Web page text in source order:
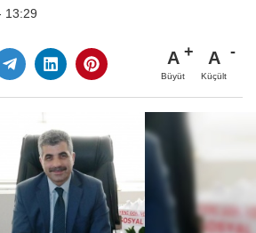
13:29
A
Büyüt
A
Küçült